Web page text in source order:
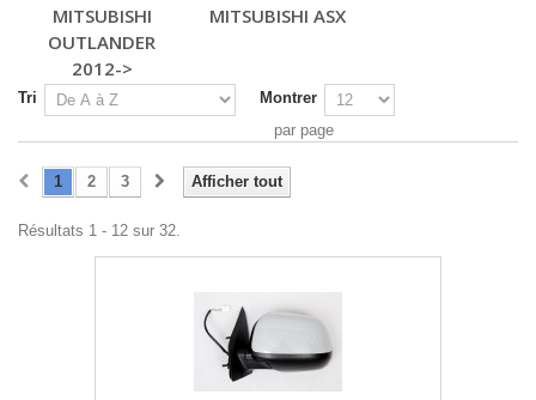
MITSUBISHI
OUTLANDER
2012->
MITSUBISHI ASX
Tri
Montrer
par page
Afficher tout
1 2 3
Résultats 1 - 12 sur 32.